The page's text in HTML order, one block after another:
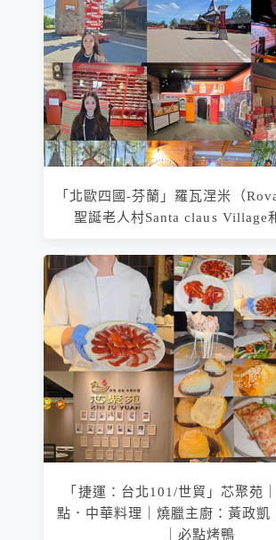
「北歐四國-芬蘭」羅瓦涅米（
聖誕老人村Santa claus Village
「捷運：台北101/世貿」芯聚苑
點．中華料理｜燒臘主廚：黃政凱
｜必點烤鴨